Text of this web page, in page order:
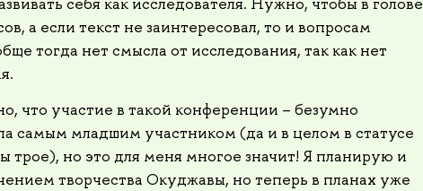
а если текст не заинтересовал, то и вопросам
тогда нет смысла от исследования, так как нет
что участие в такой конференции – безумно
самым младшим участником (да и в целом в статусе
трое), но это для меня многое значит! Я планирую и
творчества Окуджавы, но теперь в планах уже